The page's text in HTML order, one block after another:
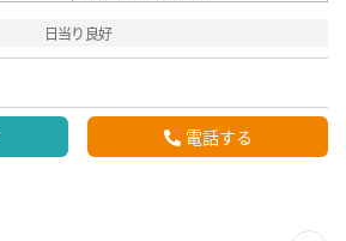
日当り良好
電話する